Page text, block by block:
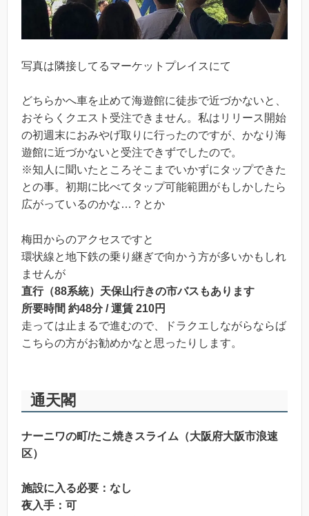
写真は隣接してるマーケットプレイスにて
どちらかへ車を止めて海遊館に徒歩で近づかないと、
おそらくクエスト受注できません。私はリリース開始
の初週末におみやげ取りに行ったのですが、かなり海
遊館に近づかないと受注できずでしたので。
※知人に聞いたところそこまでいかずにタップできた
との事。初期に比べてタップ可能範囲がもしかしたら
広がっているのかな…？とか
梅田からのアクセスですと
環状線と地下鉄の乗り継ぎで向かう方が多いかもしれ
ませんが
直行（88系統）天保山行きの市バスもあります
所要時間 約48分 / 運賃 210円
走っては止まるで進むので、ドラクエしながらならば
こちらの方がお勧めかなと思ったりします。
通天閣
ナーニワの町/たこ焼きスライム（大阪府大阪市浪速
区）
施設に入る必要：なし
夜入手：可